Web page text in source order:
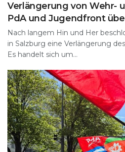
Verlängerung von Wehr-
PdA und Jugendfront
Nach langem Hin und Her
in Salzburg eine Verlängerung
Es handelt sich um...